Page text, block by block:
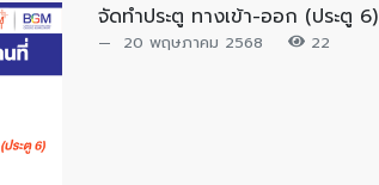
จัดทำประตู ทางเข้า-ออก (ประตู 6)
20 พฤษภาคม 2568 22